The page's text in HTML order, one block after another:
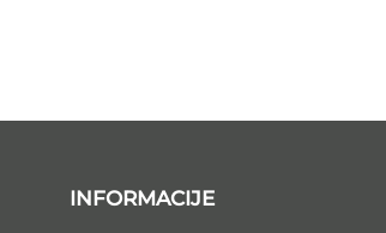
INFORMACIJE